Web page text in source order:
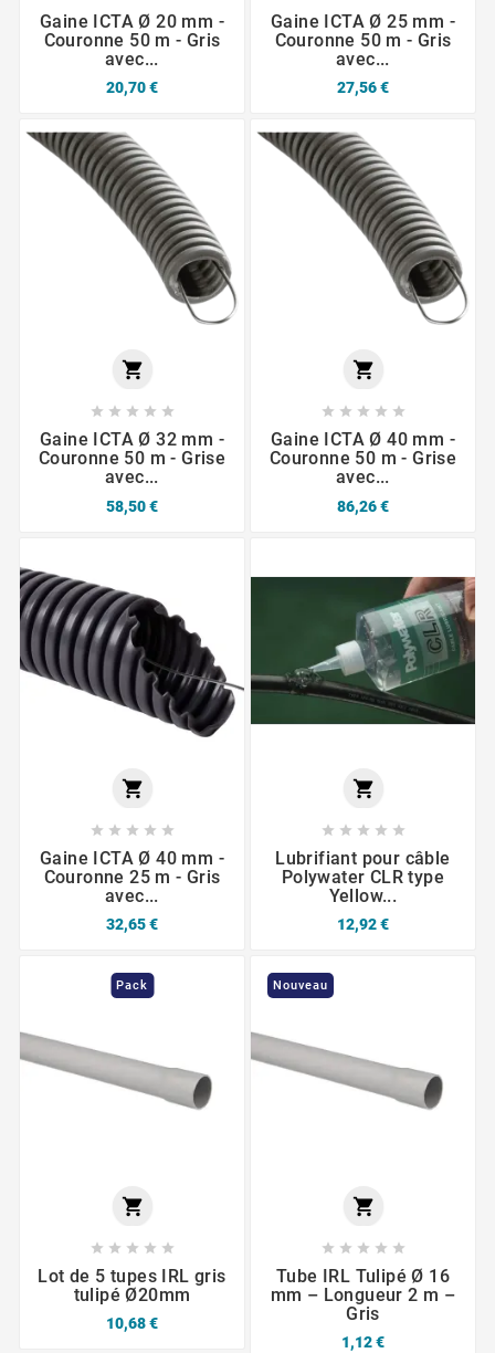
Gaine ICTA Ø 20 mm -
Couronne 50 m - Gris
avec...
20,70 €
Gaine ICTA Ø 25 mm -
Couronne 50 m - Gris
avec...
27,56 €

    
Gaine ICTA Ø 32 mm -
Couronne 50 m - Grise
avec...
58,50 €

    
Gaine ICTA Ø 40 mm -
Couronne 50 m - Grise
avec...
86,26 €

    
Gaine ICTA Ø 40 mm -
Couronne 25 m - Gris
avec...
32,65 €

    
Lubrifiant pour câble
Polywater CLR type
Yellow...
12,92 €
Pack

    
Lot de 5 tupes IRL gris
tulipé Ø20mm
10,68 €
Nouveau

    
Tube IRL Tulipé Ø 16
mm – Longueur 2 m –
Gris
1,12 €